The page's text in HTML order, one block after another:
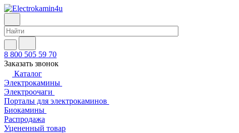
8 800 505 59 70
Заказать звонок
Каталог
Электрокамины
Электроочаги
Порталы для электрокаминов
Биокамины
Распродажа
Уцененный товар